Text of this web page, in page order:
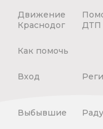
Движение
Краснодог
ДТП
Как помочь
Вход
Выбывшие